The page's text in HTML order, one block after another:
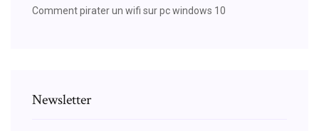
Comment pirater un wifi sur pc windows 10
Newsletter